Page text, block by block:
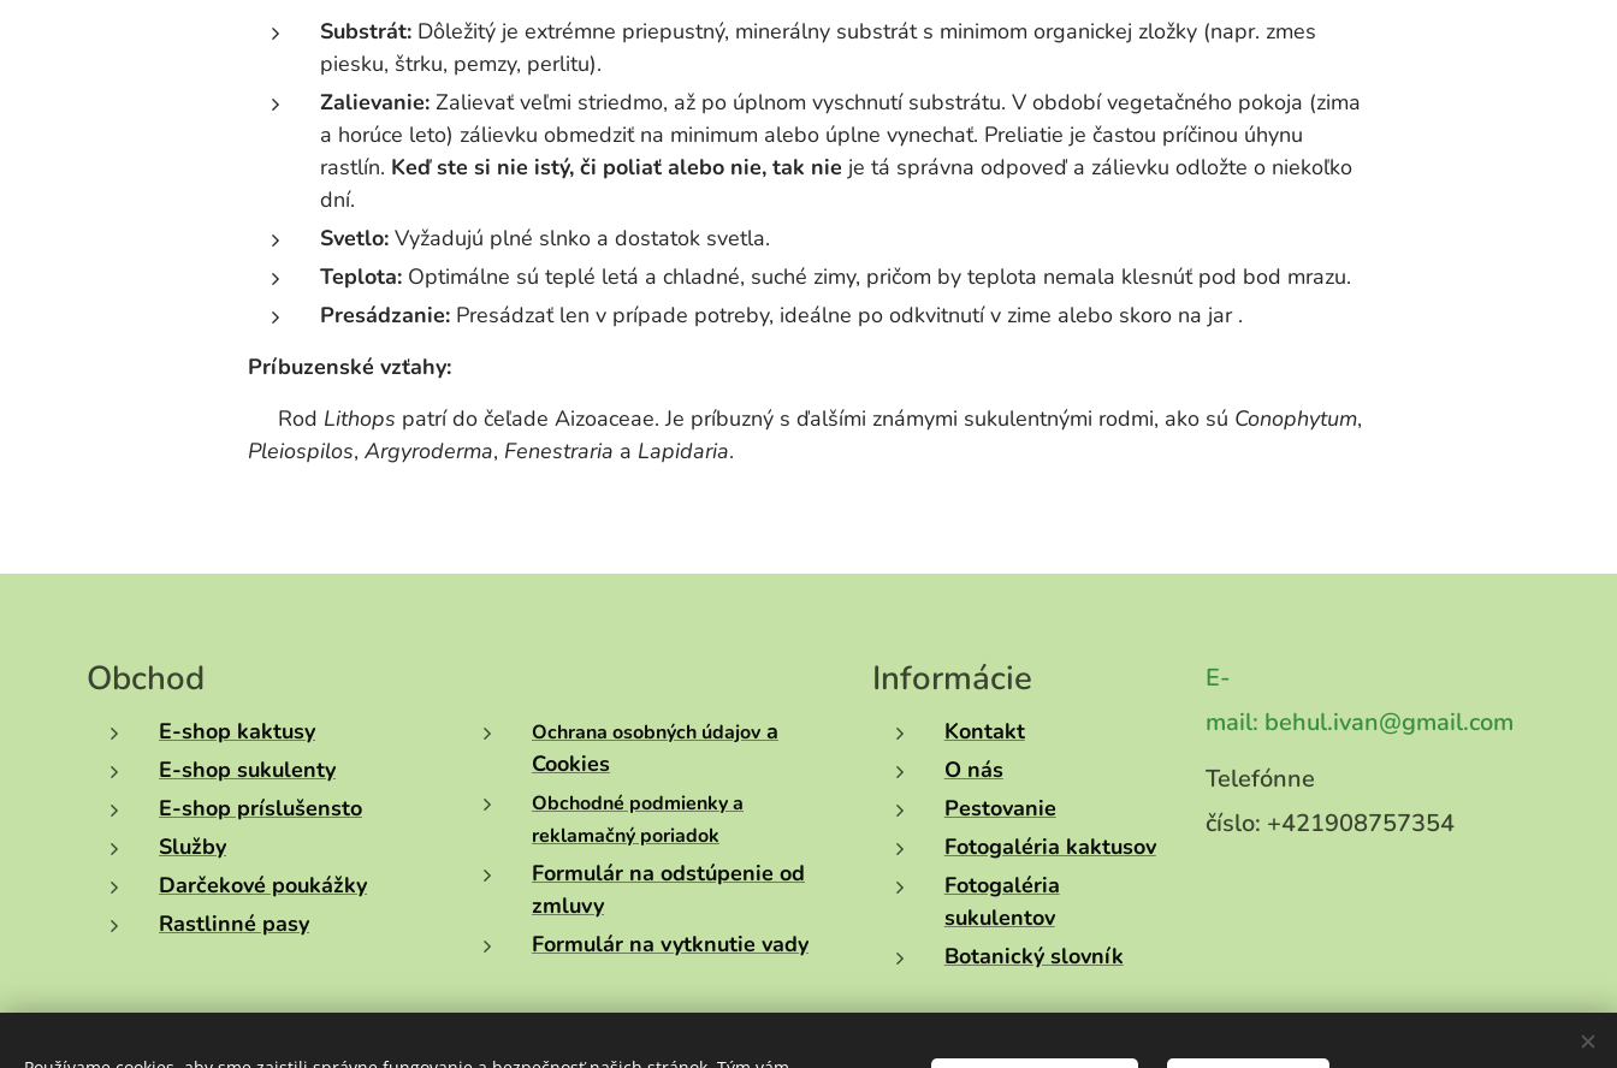
Substrát:Dôležitý je extrémne priepustný, minerálny substrát s minimom organickej zložky (napr. zmes
piesku, štrku, pemzy, perlitu).
Zalievanie:Zalievať veľmi striedmo, až po úplnom vyschnutí substrátu. V období vegetačného pokoja (zima
a horúce leto) zálievku obmedziť na minimum alebo úplne vynechať. Preliatie je častou príčinou úhynu
rastlín. Keď ste si nie istý, či poliať alebo nie, tak nie je tá správna odpoveď a zálievku odložte o niekoľko
dní.
Svetlo:Vyžadujú plné slnko a dostatok svetla.
Teplota:Optimálne sú teplé letá a chladné, suché zimy, pričom by teplota nemala klesnúť pod bod mrazu.
Presádzanie:Presádzať len v prípade potreby, ideálne po odkvitnutí v zime alebo skoro na jar .
Príbuzenské vzťahy:
Rod Lithops patrí do čeľade Aizoaceae. Je príbuzný s ďalšími známymi sukulentnými rodmi, ako sú Conophytum,
Pleiospilos, Argyroderma, Fenestraria a Lapidaria.
Obchod
E-shop kaktusy
E-shop sukulenty
E-shop príslušensto
Služby
Darčekové poukážky
Rastlinné pasy
Ochrana osobných údajov a
Cookies
Obchodné podmienky a
reklamačný poriadok
Formulár na odstúpenie od
zmluvy
Formulár na vytknutie vady
Informácie
Kontakt
O nás
Pestovanie
Fotogaléria kaktusov
Fotogaléria
sukulentov
Botanický slovník
E-
mail: behul.ivan@gmail.com
Telefónne
číslo: +421908757354